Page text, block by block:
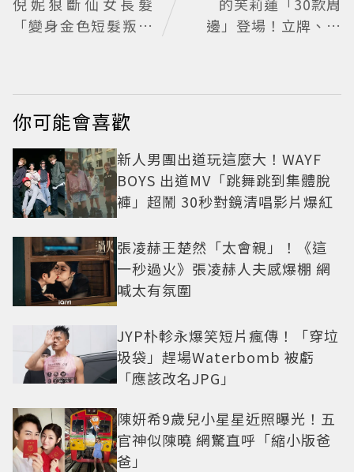
「變身金色短髮叛逆
邊」登場！立牌、鑰
你可能會喜歡
新人男團出道玩這麼大！WAYF
BOYS 出道MV「跳舞跳到集體脫
褲」超鬧 30秒對鏡清唱影片爆紅
張凌赫王楚然「太會親」！《這
一秒過火》張凌赫人夫感爆棚 網
喊太有氛圍
JYP朴軫永爆笑短片瘋傳！「穿垃
圾袋」趕場Waterbomb 被虧
「應該改名JPG」
陳妍希9歲兒小星星近照曝光！五
官神似陳曉 網驚直呼「縮小版爸
爸」